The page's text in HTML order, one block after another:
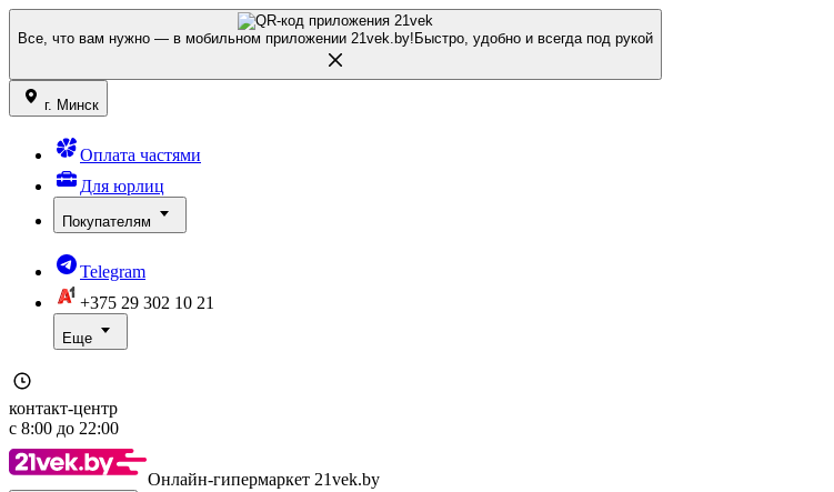
Все, что вам нужно — в мобильном приложении 21vek.by! Быстро, удобно и всегда под рукой
г. Минск
Оплата частями
Для юрлиц
Покупателям
Telegram
+375 29 302 10 21
Еще
контакт-центр
с 8:00 до 22:00
Онлайн-гипермаркет 21vek.by